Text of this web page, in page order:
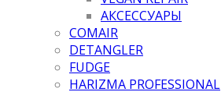
АКСЕССУАРЫ
COMAIR
DETANGLER
FUDGE
HARIZMA PROFESSIONAL